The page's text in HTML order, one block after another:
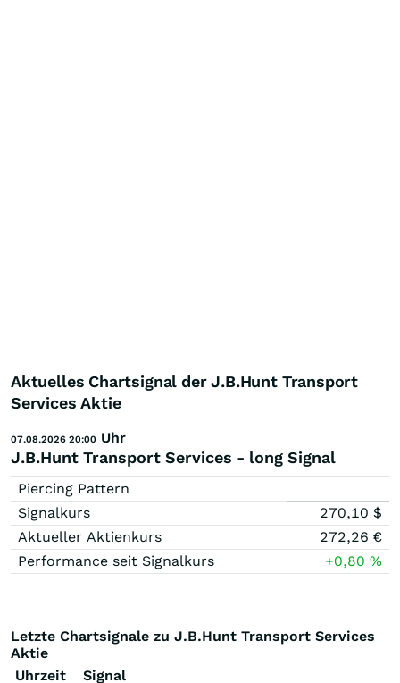
Aktuelles Chartsignal der J.B.Hunt Transport
Services Aktie
07.08.2026 20:00 Uhr
J.B.Hunt Transport Services - long Signal
Piercing Pattern
Signalkurs
270,10 $
Aktueller Aktienkurs
272,26 €
Performance seit Signalkurs
+0,80 %
Letzte Chartsignale zu J.B.Hunt Transport Services
Aktie
Uhrzeit
Signal